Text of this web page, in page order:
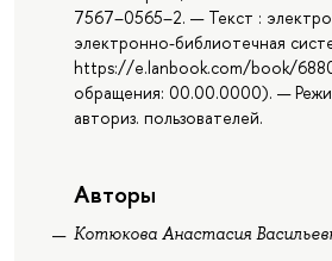
7567–0565–2. — Текст :
электронно-библиотечная
https://e.lanbook.com/book/
обращения: 00.00.0000). —
авториз. пользователей.
Авторы
Котюкова Анастасия